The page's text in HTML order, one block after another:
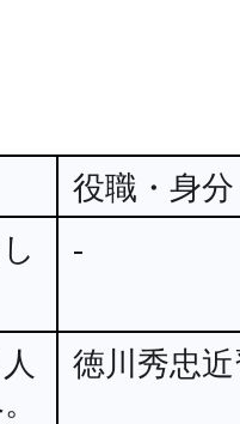
役職・身分
-
徳川秀忠